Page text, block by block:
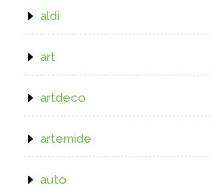
aldi
art
artdeco
artemide
auto